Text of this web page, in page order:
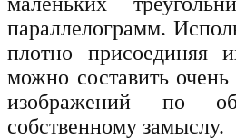
параллелограмм.
плотно присоединяя
можно составить
изображений по
собственному замыслу.